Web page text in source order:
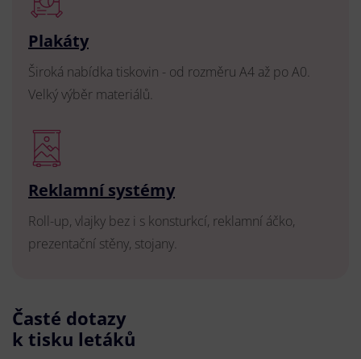
Plakáty
Široká nabídka tiskovin - od rozměru A4 až po A0.
Velký výběr materiálů.
Reklamní systémy
Roll-up, vlajky bez i s konsturkcí, reklamní áčko,
prezentační stěny, stojany.
Časté dotazy
k tisku letáků